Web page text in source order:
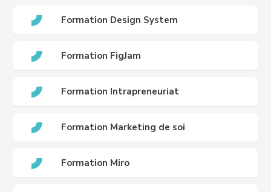
Formation Design System
Formation FigJam
Formation Intrapreneuriat
Formation Marketing de soi
Formation Miro